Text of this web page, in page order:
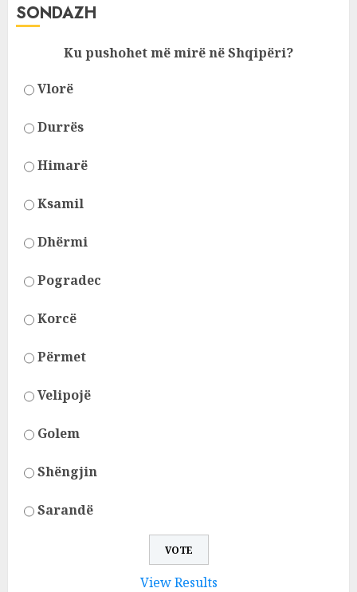
SONDAZH
Ku pushohet më mirë në Shqipëri?
Vlorë
Durrës
Himarë
Ksamil
Dhërmi
Pogradec
Korcë
Përmet
Velipojë
Golem
Shëngjin
Sarandë
View Results